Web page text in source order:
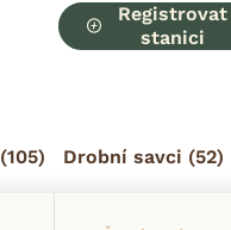
Registrovat
stanici
(105) Drobní savci (52)